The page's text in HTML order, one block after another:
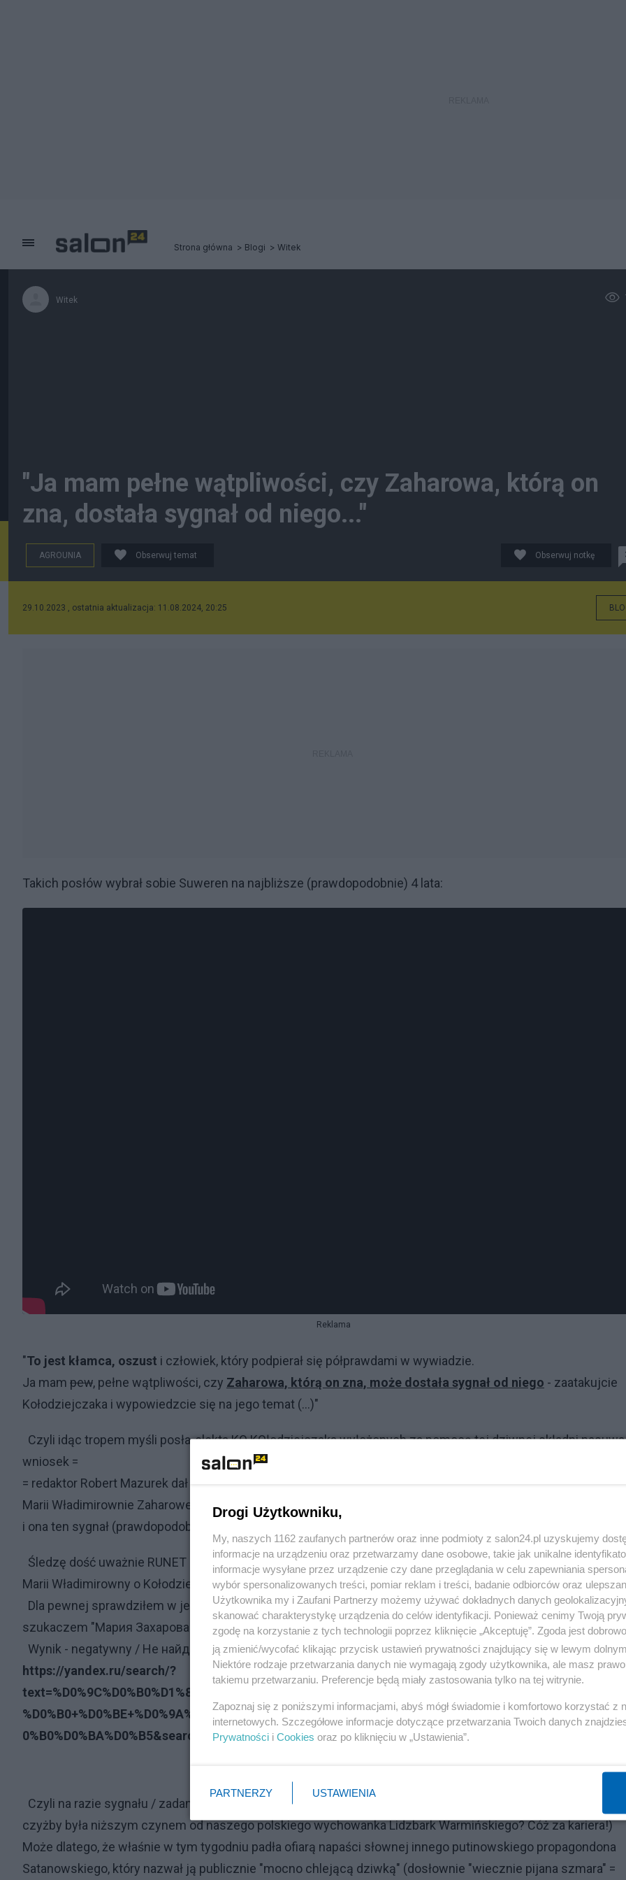
Strona główna Blogi Witek
Witek
"Ja mam pełne wątpliwości, czy Zaharowa, którą on
zna, dostała sygnał od niego..."
AGROUNIA Obserwuj temat Obserwuj notkę
29.10.2023 , ostatnia aktualizacja: 11.08.2024, 20:25
Takich posłów wybrał sobie Suweren na najbliższe (prawdopodobnie) 4 lata:
Reklama
"To jest kłamca, oszust i człowiek, który podpierał się półprawdami w wywiadzie.
Ja mam pew, pełne wątpliwości, czy Zaharowa, którą on zna, może dostała sygnał od niego - zaatakujcie
Kołodziejczaka i wypowiedzcie się na jego temat (...)"
Czyli idąc tropem myśli posła-elekta KO KOłodziejczaka wyłożonych za pomocą tej dziwnej składni
wniosek =
= redaktor Robert Mazurek dał rzeczniczce prasowej (dyrektorowi departamentu informacji i prasy) MSZ RF
Marii Władimirownie Zaharowej sygnał
"zaatakujcie Kołodziejczaka i wypowiedzcie się na jego temat"
i ona ten sygnał (prawdopodobnie) otrzymała.
Śledzę dość uważnie RUNET i wiadomości z kacapstanu, ale nie dostrzegłem ostatnio żadnych wypowiedzi
Marii Władimirowny o Kołodziejczaku.
Dla pewnej sprawdziłem w jej rodzimym języku i oddzielnej ruskiej wyszukiwarce Yandex.ru hasłem-
szukaczem "Мария Захарова о Колодзиейчаке"
Wynik - negatywny / Не найдено: колодзиейчаке
https://yandex.ru/search/?
0%B0%D0%BA%D0%B5&search_source=dzen_desktop_safe&lr=21417
Czyli na razie sygnału / zadania od redaktora Roberta Mazurka Maria Władimirowna nie wypełniła. (Bytheway:
czyżby była niższym czynem od naszego polskiego wychowanka Lidzbark Warmińskiego? Cóż za kariera!)
Może dlatego, że właśnie w tym tygodniu padła ofiarą napaści słownej innego putinowskiego propagondona
Satanowskiego, który nazwał ją publicznie "mocno chlejącą dziwką" (dosłownie "wiecznie pijana szmara" =
Drogi Użytkowniku,
My, naszych 1162 zaufanych partnerów oraz inne podmioty z salon24.pl uzyskujemy
informacje na urządzeniu oraz przetwarzamy dane osobowe, takie jak unikalne
informacje wysyłane przez urządzenie czy dane przeglądania w celu zapewniania
wybór spersonalizowanych treści, pomiar reklam i treści, badanie odbiorców oraz
Użytkownika my i Zaufani Partnerzy możemy używać dokładnych danych
skanować charakterystykę urządzenia do celów identyfikacji. Ponieważ cenimy Twoją
zgodę na korzystanie z tych technologii poprzez kliknięcie „Akceptuję”. Zgoda jest
ją zmienić/wycofać klikając przycisk ustawień prywatności znajdujący się w lewym
Niektóre rodzaje przetwarzania danych nie wymagają zgody użytkownika, ale masz
takiemu przetwarzaniu. Preferencje będą miały zastosowania tylko na tej witrynie.
Zapoznaj się z poniższymi informacjami, abyś mógł świadomie i komfortowo korzystać z
internetowych. Szczegółowe informacje dotyczące przetwarzania Twoich danych
Prywatności i Cookies oraz po kliknięciu w „Ustawienia”.
PARTNERZY USTAWIENIA